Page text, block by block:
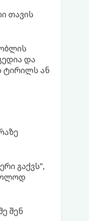
თავის
და
ტირილს ან
გაქვს“,
შენ